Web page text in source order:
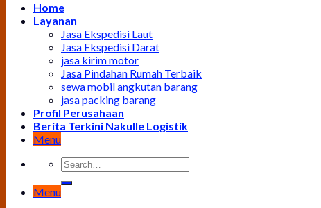
Home
Layanan
Jasa Ekspedisi Laut
Jasa Ekspedisi Darat
jasa kirim motor
Jasa Pindahan Rumah Terbaik
sewa mobil angkutan barang
jasa packing barang
Profil Perusahaan
Berita Terkini Nakulle Logistik
Menu
Menu